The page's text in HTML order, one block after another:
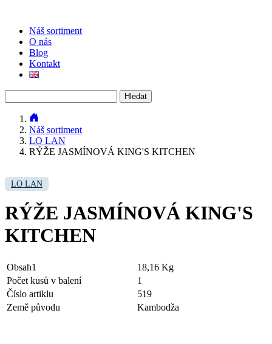
Náš sortiment
O nás
Blog
Kontakt
Náš sortiment
LO LAN
RÝŽE JASMÍNOVÁ KING'S KITCHEN
LO LAN
RÝŽE JASMÍNOVÁ KING'S
KITCHEN
Obsah1
18,16 Kg
Počet kusů v balení
1
Číslo artiklu
519
Země původu
Kambodža